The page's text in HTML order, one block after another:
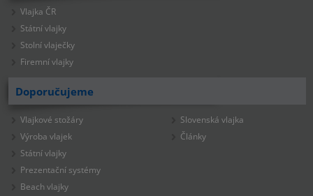
Vlajka ČR
Státní vlajky
Stolní vlaječky
Firemní vlajky
Doporučujeme
Vlajkové stožáry
Výroba vlajek
Státní vlajky
Prezentační systémy
Beach vlajky
Slovenská vlajka
Články